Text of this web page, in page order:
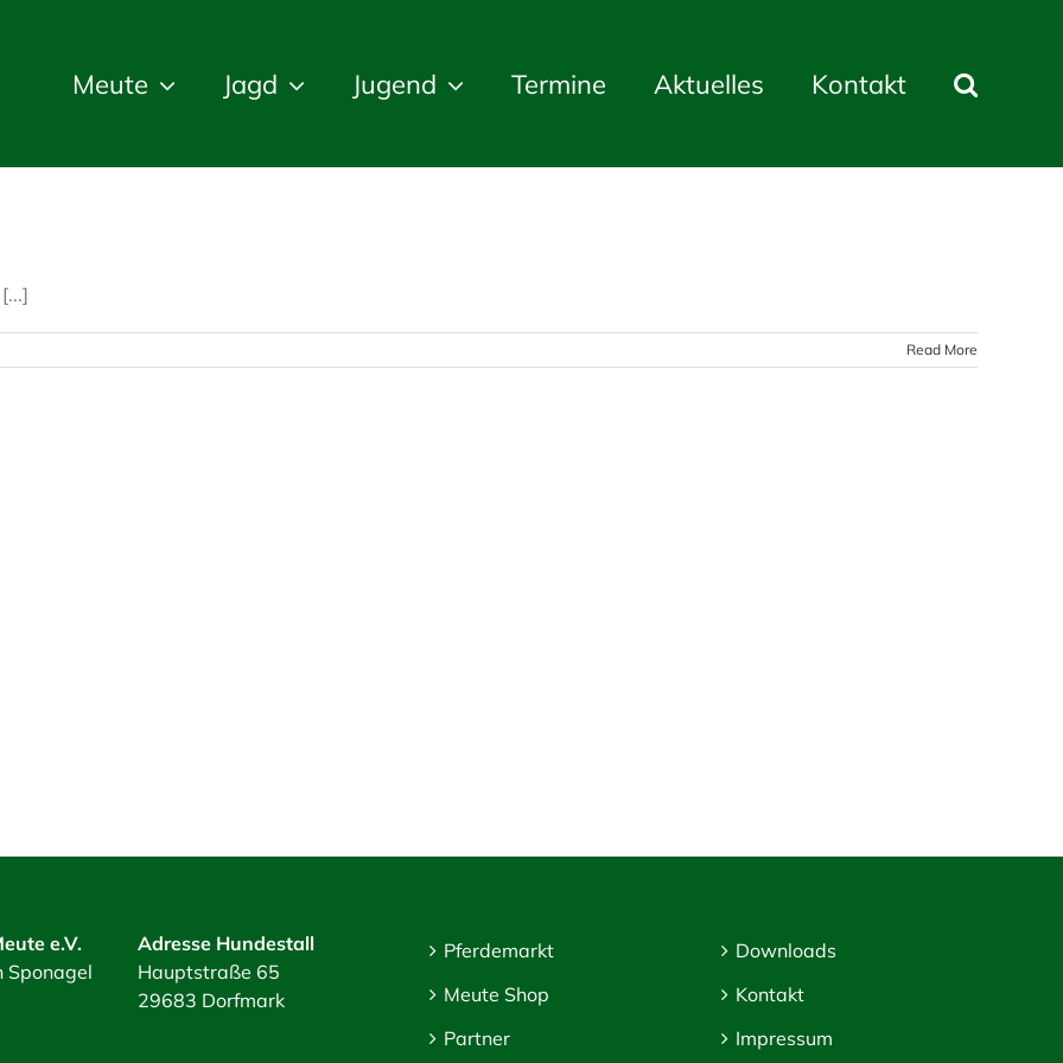
Meute Jagd Jugend Termine Aktuelles Kontakt
Read More
e.V.
Sponagel
Adresse Hundestall
Hauptstraße 65
29683 Dorfmark
Pferdemarkt
Meute Shop
Partner
Downloads
Kontakt
Impressum